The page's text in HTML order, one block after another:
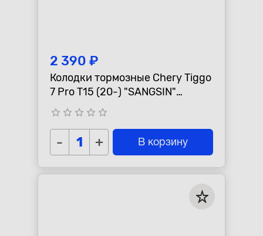
2 390 ₽
Колодки тормозные Chery Tiggo
7 Pro T15 (20-) "SANGSIN"
передние
star_border star_border star_border star_border star_border
- + В корзину